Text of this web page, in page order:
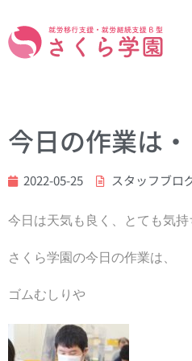
今日の作業は・
2022-05-25 スタッフブロ
今日は天気も良く、とても気持
さくら学園の今日の作業は、
ゴムむしりや